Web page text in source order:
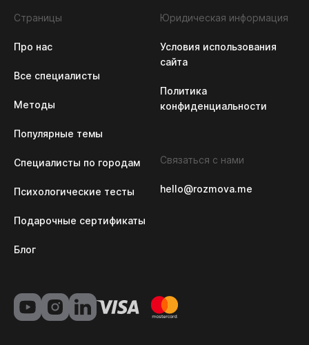
Страницы
Про нас
Все специалисты
Методы
Популярные темы
Специалисты по городам
Психологические тесты
Подарочные сертификаты
Блог
Юридическая информация
Условия использования
сайта
Политика
конфиденциальности
Связаться с нами
hello@rozmova.me